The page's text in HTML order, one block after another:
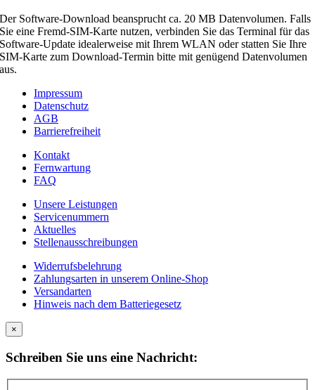
Der Software-Download beansprucht ca. 20 MB Datenvolumen. Falls
Sie eine Fremd-SIM-Karte nutzen, verbinden Sie das Terminal für das
Software-Update idealerweise mit Ihrem WLAN oder statten Sie Ihre
SIM-Karte zum Download-Termin bitte mit genügend Datenvolumen
aus.
Impressum
Datenschutz
AGB
Barrierefreiheit
Kontakt
Fernwartung
FAQ
Unsere Leistungen
Servicenummern
Aktuelles
Stellenausschreibungen
Widerrufsbelehrung
Zahlungsarten in unserem Online-Shop
Versandarten
Hinweis nach dem Batteriegesetz
×
Schreiben Sie uns eine Nachricht: